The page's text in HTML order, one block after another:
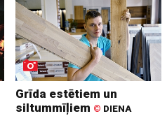
Grīda estētiem un
siltummīļiem © DIENA